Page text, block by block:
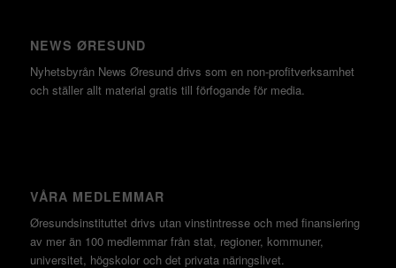
NEWS ØRESUND
Nyhetsbyrån News Øresund drivs som en non-profitverksamhet
och ställer allt material gratis till förfogande för media.
VÅRA MEDLEMMAR
Øresundsinstituttet drivs utan vinst­intresse och med finansiering
av mer än 100 medlemmar från stat, regioner, kommuner,
universitet, högskolor och det privata näringslivet.